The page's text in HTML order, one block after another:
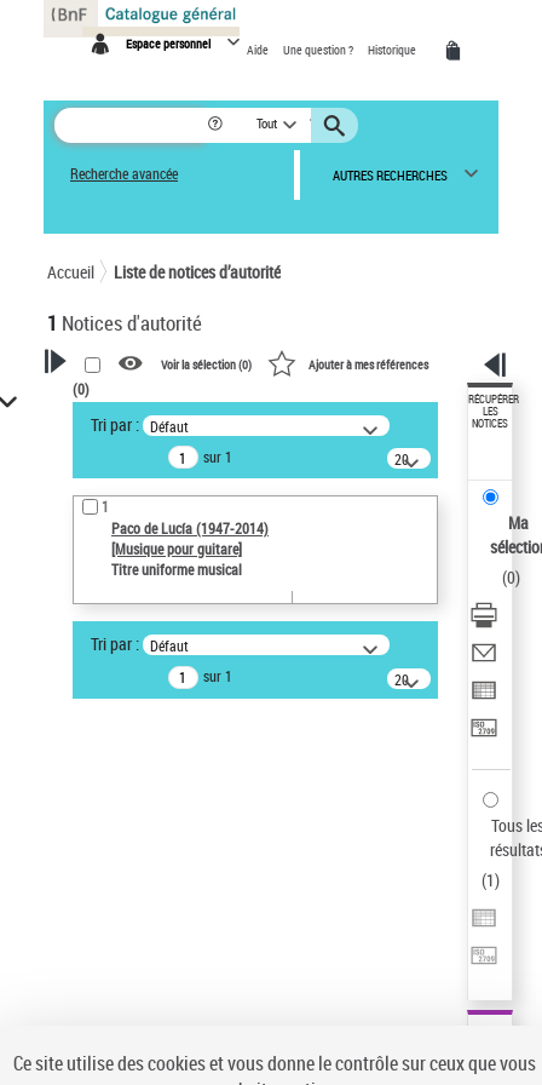
Espace personnel Aide Une question ? Historique
Tout
Recherche avancée AUTRES RECHERCHES
Accueil Liste de notices d’autorité
1 Notices d'autorité
VOTRE RECHERCHE
Recherche avancée dans les
notices d’autorité
Œuvres liées à l'auteur :
Paco de Lucía (1947-2014)
Type de notice d'autorité
Titre uniforme musical
Sauvegarder votre recherche
Voir la sélection (0) Ajouter à mes références
(0)
Tri par : Défaut
sur 1
20
résultats/page
1
Paco de Lucía (1947-2014)
[Musique pour guitare]
Titre uniforme musical
Tri par : Défaut
sur 1
20
résultats/page
RÉCUPÉRER
LES
NOTICES
Ma
(0)
Tous
(1)
Panneau de gestion des cookies
Ce site utilise des cookies et vous donne le contrôle sur ceux que vous